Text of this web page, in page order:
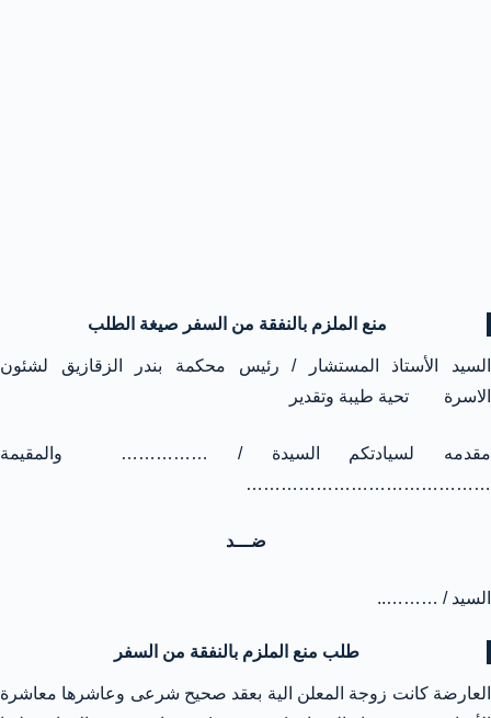
منع الملزم بالنفقة من السفر صيغة الطلب
السيد الأستاذ المستشار / رئيس محكمة بندر الزقازيق لشئون
الاسرة تحية طيبة وتقدير
مقدمه لسيادتكم السيدة / …………… والمقيمة
……………………………………
ضـــد
السيد / ………..
طلب منع الملزم بالنفقة من السفر
العارضة كانت زوجة المعلن الية بعقد صحيح شرعى وعاشرها معاشرة